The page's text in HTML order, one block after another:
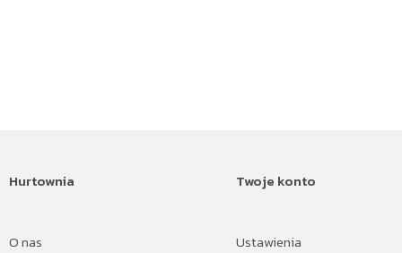
Hurtownia
O nas
Twoje konto
Ustawienia